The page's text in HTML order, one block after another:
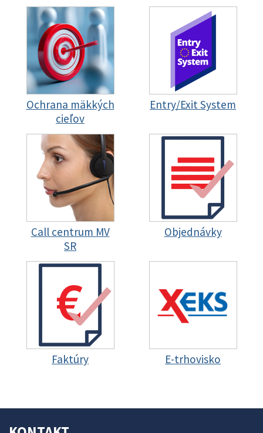
Ochrana mäkkých
cieľov
Entry/Exit System
Call centrum MV
SR
Objednávky
Faktúry E-trhovisko